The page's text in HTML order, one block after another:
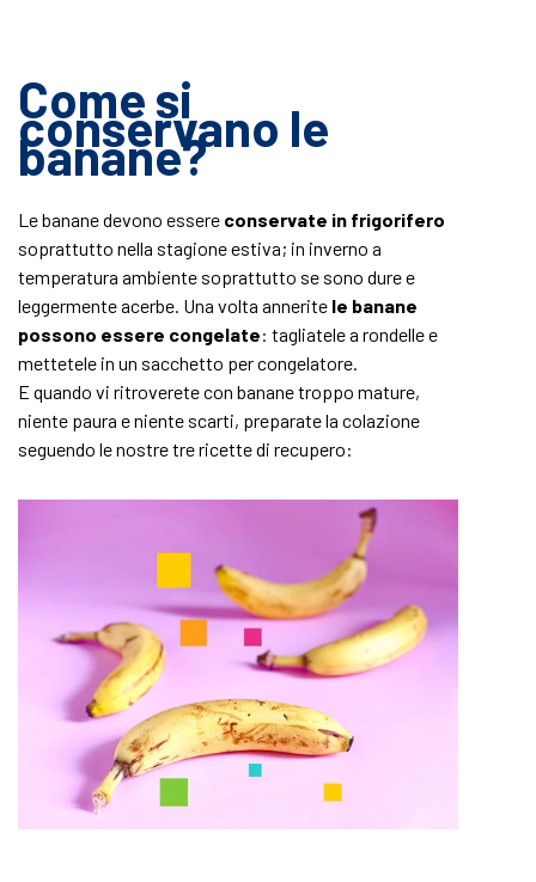
Come si
conservano le
banane?
Le banane devono essere conservate in frigorifero
soprattutto nella stagione estiva; in inverno a
temperatura ambiente soprattutto se sono dure e
leggermente acerbe. Una volta annerite le banane
possono essere congelate: tagliatele a rondelle e
mettetele in un sacchetto per congelatore.
E quando vi ritroverete con banane troppo mature,
niente paura e niente scarti, preparate la colazione
seguendo le nostre tre ricette di recupero: